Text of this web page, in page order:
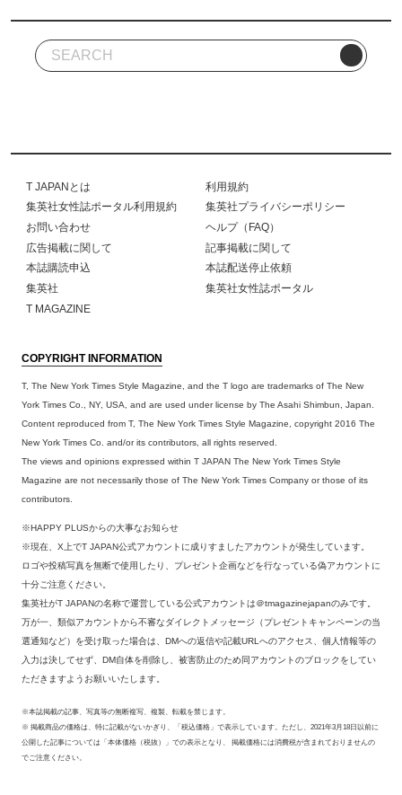
T JAPANとは
利用規約
集英社女性誌ポータル利用規約
集英社プライバシーポリシー
お問い合わせ
ヘルプ（FAQ）
広告掲載に関して
記事掲載に関して
本誌購読申込
本誌配送停止依頼
集英社
集英社女性誌ポータル
T MAGAZINE
COPYRIGHT INFORMATION
T, The New York Times Style Magazine, and the T logo are trademarks of The New
York Times Co., NY, USA, and are used under license by The Asahi Shimbun, Japan.
Content reproduced from T, The New York Times Style Magazine, copyright 2016 The
New York Times Co. and/or its contributors, all rights reserved.
The views and opinions expressed within T JAPAN The New York Times Style
Magazine are not necessarily those of The New York Times Company or those of its
contributors.
※HAPPY PLUSからの大事なお知らせ
※現在、X上でT JAPAN公式アカウントに成りすましたアカウントが発生しています。
ロゴや投稿写真を無断で使用したり、プレゼント企画などを行なっている偽アカウントに
十分ご注意ください。
集英社がT JAPANの名称で運営している公式アカウントは＠tmagazinejapanのみです。
万が一、類似アカウントから不審なダイレクトメッセージ（プレゼントキャンペーンの当
選通知など）を受け取った場合は、DMへの返信や記載URLへのアクセス、個人情報等の
入力は決してせず、DM自体を削除し、被害防止のため同アカウントのブロックをしてい
ただきますようお願いいたします。
※本誌掲載の記事、写真等の無断複写、複製、転載を禁じます。
※ 掲載商品の価格は、特に記載がないかぎり、「税込価格」で表示しています。ただし、2021年3月18日以前に
公開した記事については「本体価格（税抜）」での表示となり、 掲載価格には消費税が含まれておりませんの
でご注意ください。